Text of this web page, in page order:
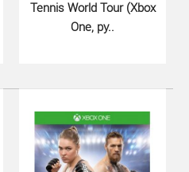
Tennis World Tour (Xbox
One, ру..